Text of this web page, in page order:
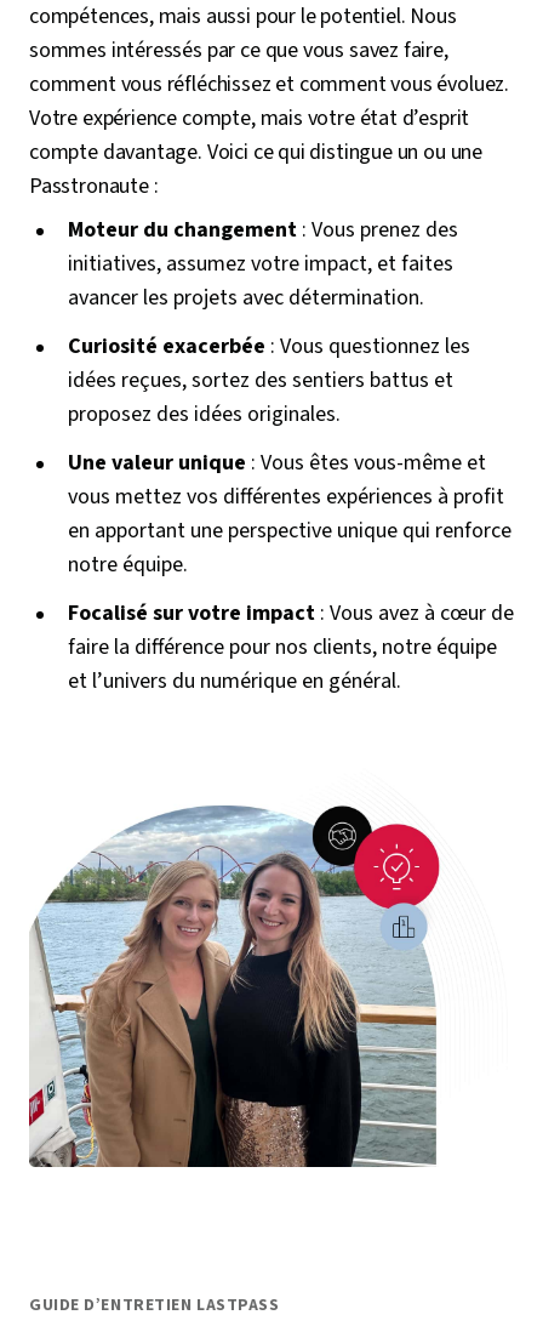
compétences, mais aussi pour le potentiel. Nous
sommes intéressés par ce que vous savez faire,
comment vous réfléchissez et comment vous évoluez.
Votre expérience compte, mais votre état d’esprit
compte davantage. Voici ce qui distingue un ou une
Passtronaute :
Moteur du changement : Vous prenez des
initiatives, assumez votre impact, et faites
avancer les projets avec détermination.
Curiosité exacerbée : Vous questionnez les
idées reçues, sortez des sentiers battus et
proposez des idées originales.
Une valeur unique : Vous êtes vous-même et
vous mettez vos différentes expériences à profit
en apportant une perspective unique qui renforce
notre équipe.
Focalisé sur votre impact : Vous avez à cœur de
faire la différence pour nos clients, notre équipe
et l’univers du numérique en général.
GUIDE D’ENTRETIEN LASTPASS